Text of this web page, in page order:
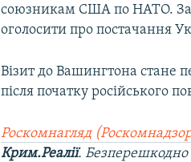
союзникам США по НАТО.
оголосити про постачання
Візит до Вашингтона стане
після початку російського
Роскомнагляд
Крим.Реалії.